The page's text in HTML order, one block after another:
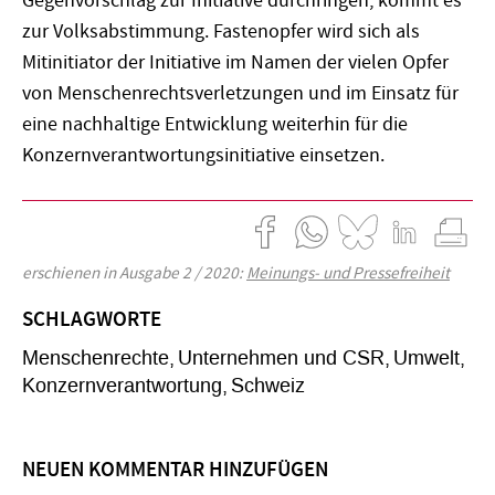
zur Volksabstimmung. Fastenopfer wird sich als
Mitinitiator der Initiative im Namen der vielen Opfer
von Menschenrechtsverletzungen und im Einsatz für
eine nachhaltige Entwicklung weiterhin für die
Konzernverantwortungsinitiative einsetzen.
erschienen in Ausgabe 2 / 2020:Meinungs- und Pressefreiheit
SCHLAGWORTE
Menschenrechte Unternehmen und CSR Umwelt
Konzernverantwortung Schweiz
NEUEN KOMMENTAR HINZUFÜGEN